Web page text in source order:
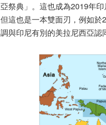
亞祭典」。這也成為2019年
但這也是一本雙面刃，例如
調與印尼有別的美拉尼西亞認